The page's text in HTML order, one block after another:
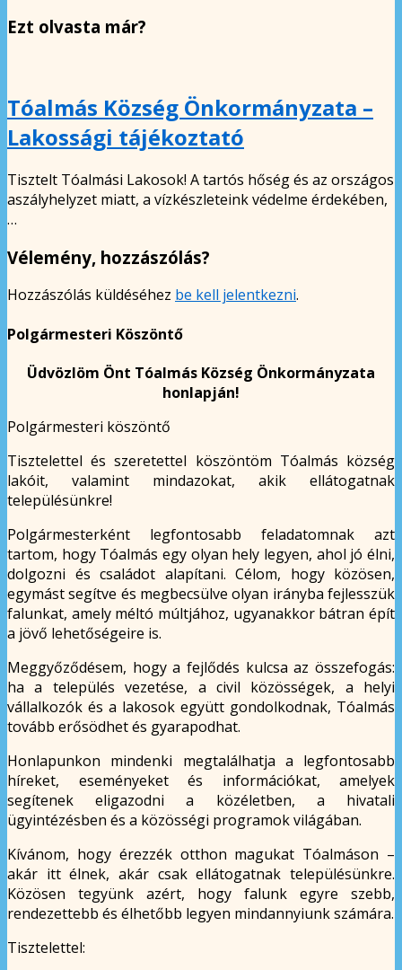
Ezt olvasta már?
Tóalmás Község Önkormányzata –
Lakossági tájékoztató
Tisztelt Tóalmási Lakosok! A tartós hőség és az országos
aszályhelyzet miatt, a vízkészleteink védelme érdekében,
…
Vélemény, hozzászólás?
Hozzászólás küldéséhez be kell jelentkezni.
Polgármesteri Köszöntő
Üdvözlöm Önt Tóalmás Község Önkormányzata
honlapján!
Polgármesteri köszöntő
Tisztelettel és szeretettel köszöntöm Tóalmás község
lakóit, valamint mindazokat, akik ellátogatnak
településünkre!
Polgármesterként legfontosabb feladatomnak azt
tartom, hogy Tóalmás egy olyan hely legyen, ahol jó élni,
dolgozni és családot alapítani. Célom, hogy közösen,
egymást segítve és megbecsülve olyan irányba fejlesszük
falunkat, amely méltó múltjához, ugyanakkor bátran épít
a jövő lehetőségeire is.
Meggyőződésem, hogy a fejlődés kulcsa az összefogás:
ha a település vezetése, a civil közösségek, a helyi
vállalkozók és a lakosok együtt gondolkodnak, Tóalmás
tovább erősödhet és gyarapodhat.
Honlapunkon mindenki megtalálhatja a legfontosabb
híreket, eseményeket és információkat, amelyek
segítenek eligazodni a közéletben, a hivatali
ügyintézésben és a közösségi programok világában.
Kívánom, hogy érezzék otthon magukat Tóalmáson –
akár itt élnek, akár csak ellátogatnak településünkre.
Közösen tegyünk azért, hogy falunk egyre szebb,
rendezettebb és élhetőbb legyen mindannyiunk számára.
Tisztelettel: